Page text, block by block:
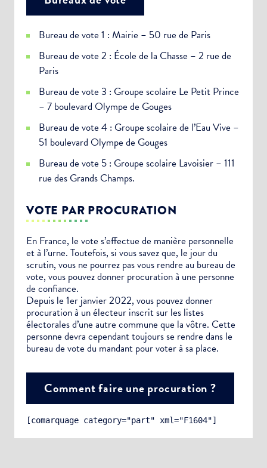
Bureau de vote 1 : Mairie – 50 rue de Paris
Bureau de vote 2 : École de la Chasse – 2 rue de
Paris
Bureau de vote 3 : Groupe scolaire Le Petit Prince
– 7 boulevard Olympe de Gouges
Bureau de vote 4 : Groupe scolaire de l’Eau Vive –
51 boulevard Olympe de Gouges
Bureau de vote 5 : Groupe scolaire Lavoisier – 111
rue des Grands Champs.
VOTE PAR PROCURATION
En France, le vote s’effectue de manière personnelle
et à l’urne. Toutefois, si vous savez que, le jour du
scrutin, vous ne pourrez pas vous rendre au bureau de
vote, vous pouvez donner procuration à une personne
de confiance.
Depuis le 1er janvier 2022, vous pouvez donner
procuration à un électeur inscrit sur les listes
électorales d’une autre commune que la vôtre. Cette
personne devra cependant toujours se rendre dans le
bureau de vote du mandant pour voter à sa place.
Comment faire une procuration ?
[comarquage category="part" xml="F1604"]